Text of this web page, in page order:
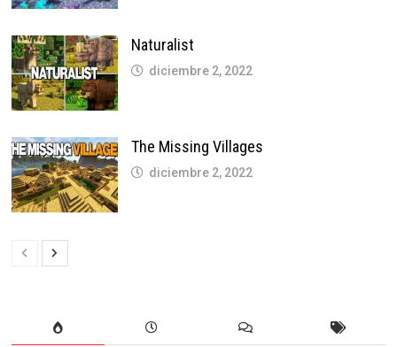
Naturalist
diciembre 2, 2022
The Missing Villages
diciembre 2, 2022